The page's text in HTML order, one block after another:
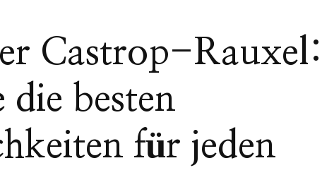
Castrop-Rauxel:
die besten
für jeden